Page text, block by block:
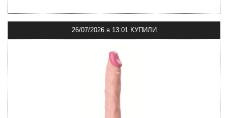
26/07/2026 в13:01 КУПИЛИ